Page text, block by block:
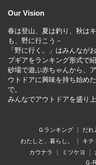
Our Vision
春は登山、夏は釣り、秋は
も、野に行こう－
「野に行く。」はみんなが
プギアをランキング形式で
砂場で遊ぶ赤ちゃんから、
ウトドアに興味を持ち始め
で。
みんなでアウトドアを盛り上
Ｇランキング だれ
わたしと、暮らし。
キテ
カウナラ
ミツケヨ
Ｇ-